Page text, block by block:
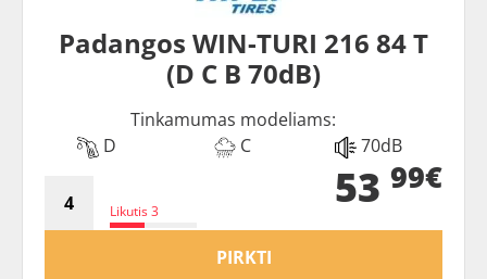
Padangos WIN-TURI 216 84 T
(D C B 70dB)
Tinkamumas modeliams:
D
C 70dB
Likutis 3 53 99€
PIRKTI